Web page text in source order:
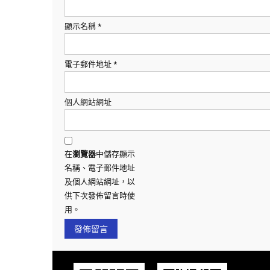
顯示名稱 *
電子郵件地址 *
個人網站網址
在瀏覽器中儲存顯示
名稱、電子郵件地址
及個人網站網址，以
供下次發佈留言時使
用。